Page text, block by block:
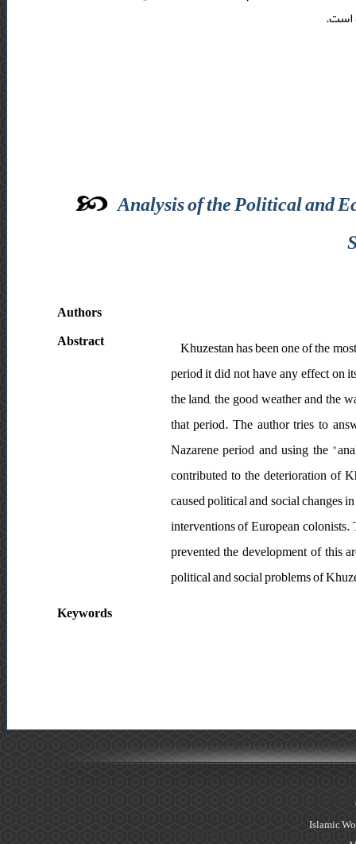
است.
Analysis of the Political and
Authors
Abstract
Khuzestan has been one of the
period it did not have any effect on
the land, the good weather and the
that period. The author tries to
Nazarene period and using the
contributed to the deterioration of
caused political and social changes
interventions of European
prevented the development of this
political and social problems of
Keywords
Islamic